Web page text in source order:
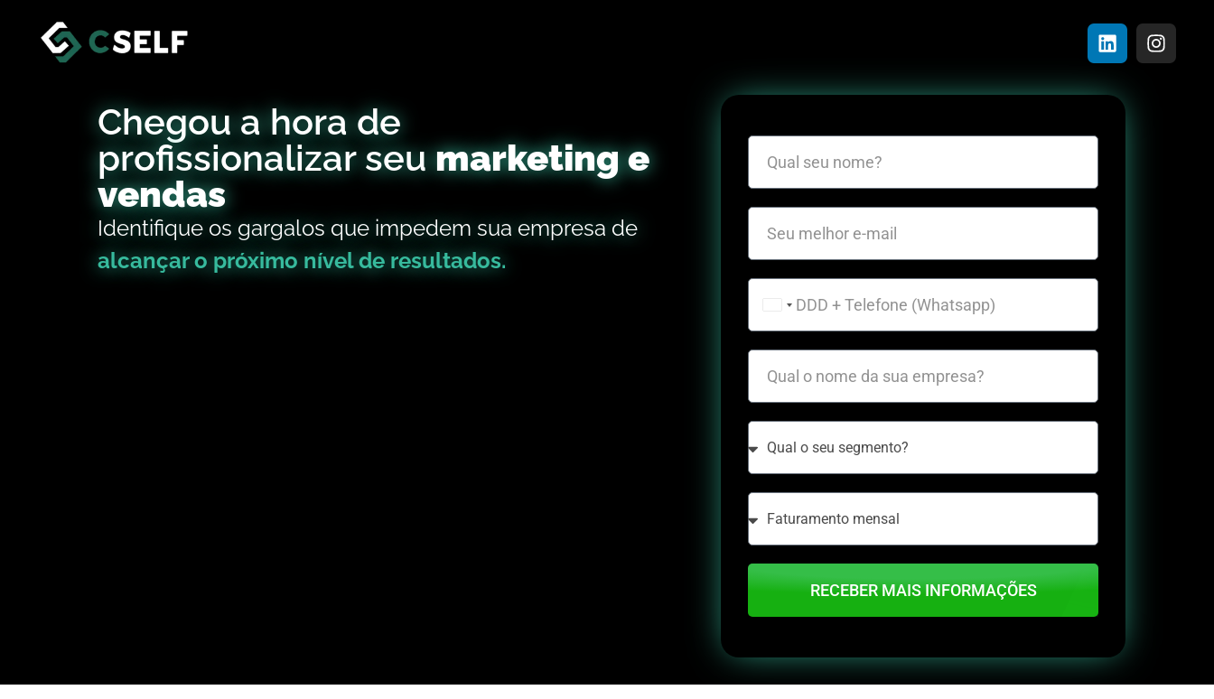
Chegou a hora de
profissionalizar seumarketing e
vendas
Identifique os gargalos que impedem sua empresa de
alcançar o próximo nível de resultados.
Australia +61
RECEBER MAIS INFORMAÇÕES